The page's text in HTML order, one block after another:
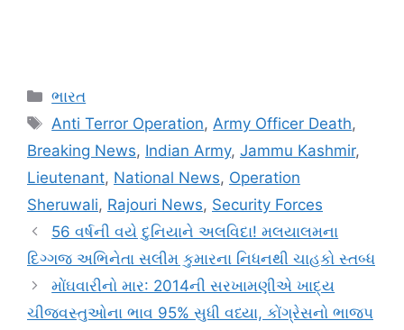
Categories
ભારત
Tags
Anti Terror Operation,Army Officer Death,
Breaking News, Indian Army, Jammu Kashmir,
Lieutenant, National News, Operation
Sheruwali, Rajouri News, Security Forces
56 વર્ષની વયે દુનિયાને અલવિદા! મલયાલમના
દિગ્ગજ અભિનેતા સલીમ કુમારના નિધનથી ચાહકો સ્તબ્ધ
મોંઘવારીનો માર: 2014ની સરખામણીએ ખાદ્ય
ચીજવસ્તુઓના ભાવ 95% સુધી વધ્યા, કોંગ્રેસનો ભાજપ